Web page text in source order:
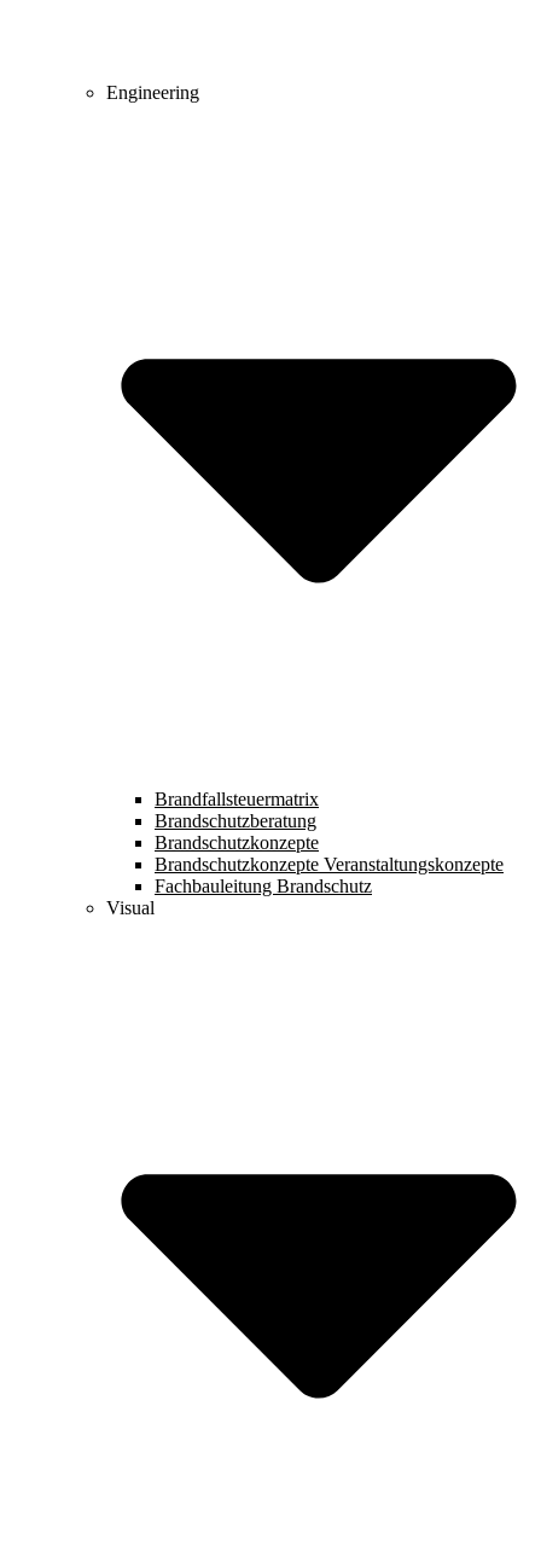
Engineering
Brandfallsteuermatrix
Brandschutzberatung
Brandschutzkonzepte
Brandschutzkonzepte Veranstaltungskonzepte
Fachbauleitung Brandschutz
Visual